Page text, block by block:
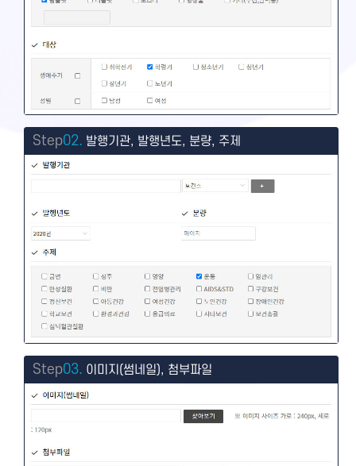
Step02. 발행기관, 발행년도, 분량, 주제
Step03. 이미지(썸네일), 첨부파일